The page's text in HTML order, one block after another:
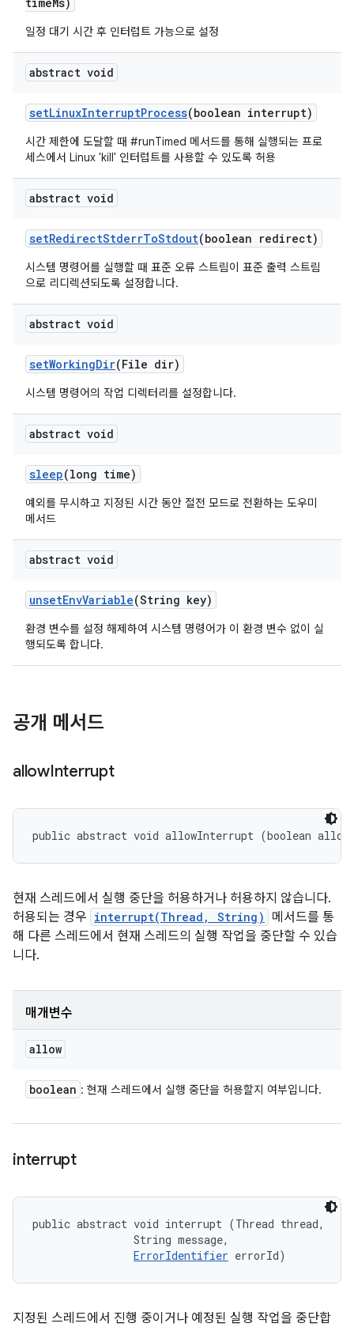
일정 대기 시간 후 인터럽트 가능으로 설정
abstract void
setLinuxInterruptProcess(boolean interrupt)
시간 제한에 도달할 때 #runTimed 메서드를 통해 실행되는 프로
세스에서 Linux 'kill' 인터럽트를 사용할 수 있도록 허용
abstract void
setRedirectStderrToStdout(boolean redirect)
시스템 명령어를 실행할 때 표준 오류 스트림이 표준 출력 스트림
으로 리디렉션되도록 설정합니다.
abstract void
setWorkingDir(File dir)
시스템 명령어의 작업 디렉터리를 설정합니다.
abstract void
sleep(long time)
예외를 무시하고 지정된 시간 동안 절전 모드로 전환하는 도우미
메서드
abstract void
unsetEnvVariable(String key)
환경 변수를 설정 해제하여 시스템 명령어가 이 환경 변수 없이 실
행되도록 합니다.
공개 메서드
allowInterrupt
public abstract void allowInterrupt (boolean
현재 스레드에서 실행 중단을 허용하거나 허용하지 않습니다.
허용되는 경우 interrupt(Thread, String)
메서드를 통
해 다른 스레드에서 현재 스레드의 실행 작업을 중단할 수 있습
니다.
매개변수
allow
boolean : 현재 스레드에서 실행 중단을 허용할지 여부입니다.
interrupt
public abstract void interrupt (Thread thread,
                String message,
ErrorIdentifier errorId)
지정된 스레드에서 진행 중이거나 예정된 실행 작업을 중단합